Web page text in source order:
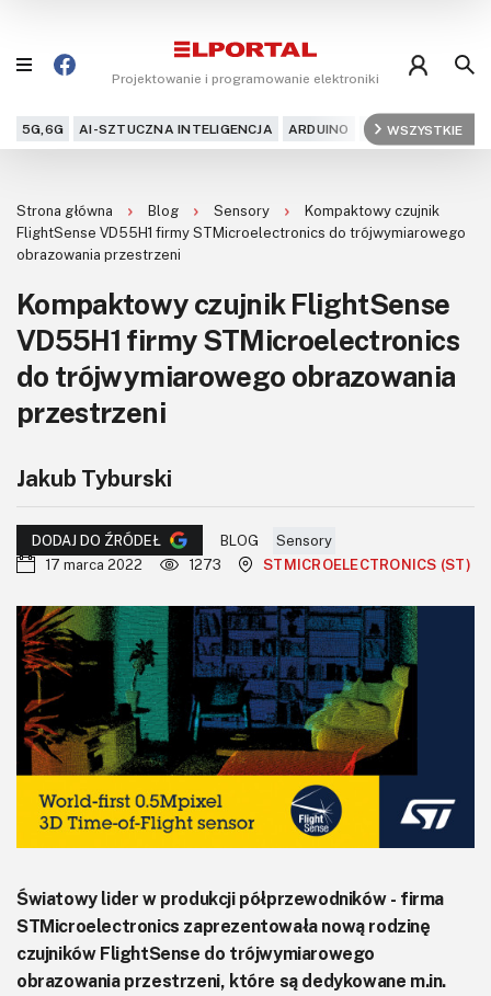
Projektowanie i programowanie elektroniki
5G,6G AI-SZTUCZNA INTELIGENCJA ARDUINO ARM AUDIO
WSZYSTKIE
Projekty
DIY+
Czytelnia
KITy AVT
Kontakt
Magazyny
Archiwum
Do pobrania
Strona główna Blog Sensory
Kompaktowy czujnik
FlightSense VD55H1 firmy STMicroelectronics do trójwymiarowego
obrazowania przestrzeni
Kompaktowy czujnik FlightSense
VD55H1 firmy STMicroelectronics
do trójwymiarowego obrazowania
przestrzeni
Jakub Tyburski
DODAJ DO ŹRÓDEŁ BLOG
Sensory
17 marca 2022
1273 STMICROELECTRONICS (ST)
Światowy lider w produkcji półprzewodników - firma
STMicroelectronics zaprezentowała nową rodzinę
czujników FlightSense do trójwymiarowego
obrazowania przestrzeni, które są dedykowane m.in.